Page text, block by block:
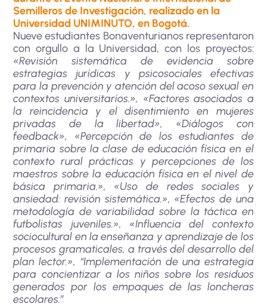
Semilleros de Investigación, realizado en la
Universidad UNIMINUTO, en Bogotá.
Nueve estudiantes Bonaventurianos representaron
con orgullo a la Universidad, con los proyectos:
«Revisión sistemática de evidencia sobre
estrategias jurídicas y psicosociales efectivas
para la prevención y atención del acoso sexual en
contextos universitarios.», «Factores asociados a
la reincidencia y el disentimiento en mujeres
privadas de la libertad», «Diálogos con
feedback», «Percepción de los estudiantes de
primaria sobre la clase de educación física en el
contexto rural prácticas y percepciones de los
maestros sobre la educación física en el nivel de
básica primaria.», «Uso de redes sociales y
ansiedad: revisión sistemática.», «Efectos de una
metodología de variabilidad sobre la táctica en
futbolistas juveniles.», «Influencia del contexto
sociocultural en la enseñanza y aprendizaje de los
procesos gramaticales, a través del desarrollo del
plan lector.», “Implementación de una estrategia
para concientizar a los niños sobre los residuos
generados por los empaques de las loncheras
escolares.”